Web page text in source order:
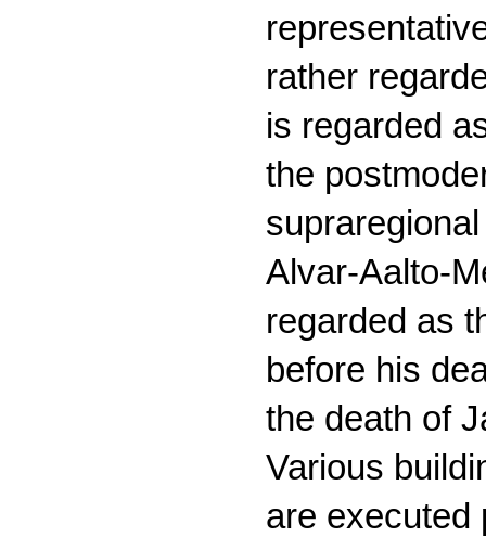
rather
is regarded
the
Alvar-Aalto-
regarded as
before his
the death of
Various
are executed